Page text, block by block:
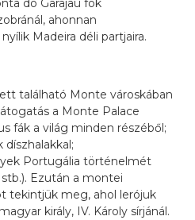
do Garajau fok
ahonnan
Madeira déli partjaira.
található Monte városkában
a Monte Palace
fák a világ minden részéből;
díszhalakkal;
Portugália történelmét
Ezután a montei
tekintjük meg, ahol lerójuk
király, IV. Károly sírjánál.